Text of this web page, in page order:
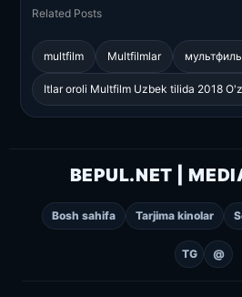
Related Posts
multfilm Multfilmlar
Itlar oroli Multfilm Uzbek tilida 2018
BEPUL.NET |
Bosh sahifa Tarjima kinolar
TG @